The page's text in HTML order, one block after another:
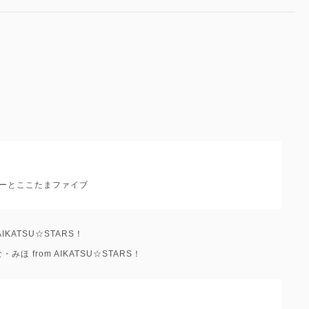
とここたまファイブ
！
みほ from AIKATSU☆STARS！